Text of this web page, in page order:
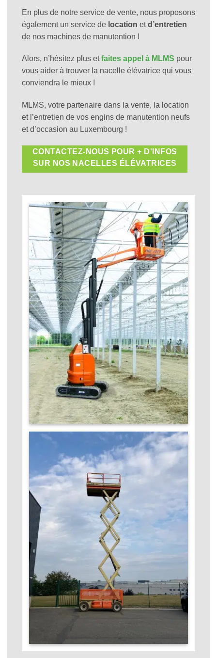
En plus de notre service de vente, nous proposons
également un service de location etd’entretien
de nos machines de manutention !
Alors, n’hésitez plus etfaites appel à MLMS pour
vous aider à trouver la nacelle élévatrice qui vous
conviendra le mieux !
MLMS, votre partenaire dans la vente, la location
et l’entretien de vos engins de manutention neufs
et d’occasion au Luxembourg !
CONTACTEZ-NOUS POUR + D'INFOS
SUR NOS NACELLES ÉLÉVATRICES